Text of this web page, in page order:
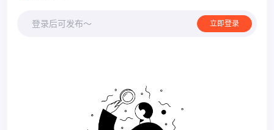
登录后可发布～ 立即登录